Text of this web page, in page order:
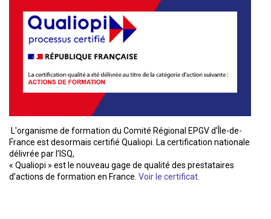
L'organisme de formation du Comité Régional EPGV d'Île-de-
France est desormais certifié Qualiopi. La certification nationale
délivrée par l’ISQ,
« Qualiopi » est le nouveau gage de qualité des prestataires
d’actions de formation en France. Voir le certificat.